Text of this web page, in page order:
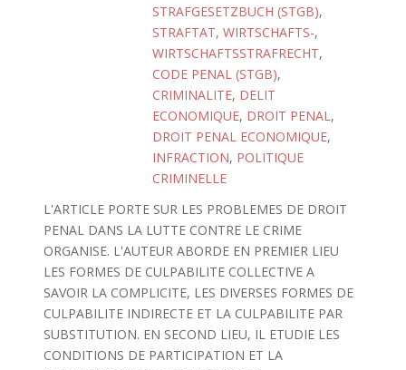
STRAFGESETZBUCH (STGB),
STRAFTAT, WIRTSCHAFTS-,
WIRTSCHAFTSSTRAFRECHT,
CODE PENAL (STGB),
CRIMINALITE, DELIT
ECONOMIQUE, DROIT PENAL,
DROIT PENAL ECONOMIQUE,
INFRACTION, POLITIQUE
CRIMINELLE
L'ARTICLE PORTE SUR LES PROBLEMES DE DROIT
PENAL DANS LA LUTTE CONTRE LE CRIME
ORGANISE. L'AUTEUR ABORDE EN PREMIER LIEU
LES FORMES DE CULPABILITE COLLECTIVE A
SAVOIR LA COMPLICITE, LES DIVERSES FORMES DE
CULPABILITE INDIRECTE ET LA CULPABILITE PAR
SUBSTITUTION. EN SECOND LIEU, IL ETUDIE LES
CONDITIONS DE PARTICIPATION ET LA